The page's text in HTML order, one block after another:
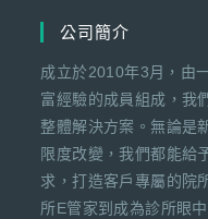
公司簡介
成立於2010年3月，由
富經驗的成員組成，我
整體解決方案。無論是
限度改變，我們都能給
求，打造客戶專屬的院
所E管家到成為診所眼